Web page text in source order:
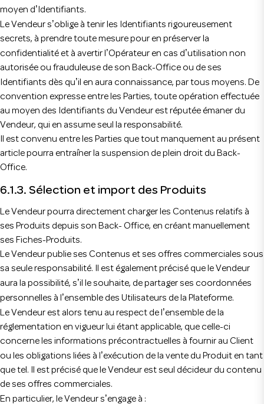
moyen d ’ Identifiants.
Le Vendeur s’oblige à tenir les Identifiants rigoureusement
secrets, à prendre toute mesure pour en préserver la
confidentialité et à avertir l ’Opérateur en cas d ’utilisation non
autorisée ou frauduleuse de son Back-Office ou de ses
Identifiants dès qu’il en aura connaissance, par tous moyens. De
convention expresse entre les Parties, toute opération effectuée
au moyen des Identifiants du Vendeur est réputée émaner du
Vendeur, qui en assume seul la responsabilité.
Il est convenu entre les Parties que tout manquement au présent
article pourra entraîner la suspension de plein droit du Back-
Office.
6.1.3. Sélection et import des Produits
Le Vendeur pourra directement charger les Contenus relatifs à
ses Produits depuis son Back- Office, en créant manuellement
ses Fiches-Produits.
Le Vendeur publie ses Contenus et ses offres commerciales sous
sa seule responsabilité. Il est également précisé que le Vendeur
aura la possibilité, s’il le souhaite, de partager ses coordonnées
personnelles à l ’ensemble des Utilisateurs de la Plateforme.
Le Vendeur est alors tenu au respect de l ’ensemble de la
réglementation en vigueur lui étant applicable, que celle-ci
concerne les informations précontractuelles à fournir au Client
ou les obligations liées à l ’exécution de la vente du Produit en tant
que tel. Il est précisé que le Vendeur est seul décideur du contenu
de ses offres commerciales.
En particulier, le Vendeur s’engage à :